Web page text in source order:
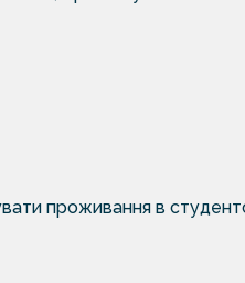
проживання в